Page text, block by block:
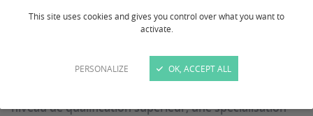
This site uses cookies and gives you control over what you want to
activate.
PERSONALIZE OK, ACCEPT ALL
le 07/05/2026
Les licences professionnelles s’adressent à des
niveau de qualification supérieur, une spécialisation